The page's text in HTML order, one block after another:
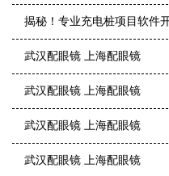
揭秘！专业充电桩项目软件
武汉配眼镜 上海配眼镜
武汉配眼镜 上海配眼镜
武汉配眼镜 上海配眼镜
武汉配眼镜 上海配眼镜